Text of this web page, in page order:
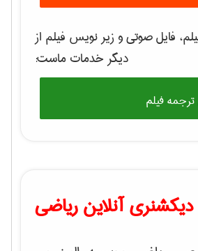
فایل صوتی و زیر نویس فیلم از
دیگر خدمات ماست:
فیلم
دیکشنری آنلاین ریاضی